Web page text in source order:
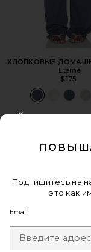
ХЛОПКОВЫЕ
Eterne
$175
Подпишитесь на
это как
Email